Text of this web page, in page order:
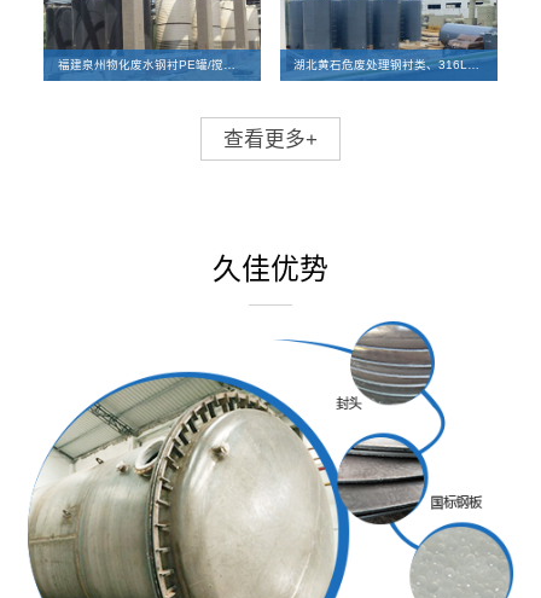
福建泉州物化废水钢衬PE罐/搅拌罐、PE罐项目案例 湖北黄石危废处理钢衬类、316L碳钢储罐及反应釜离子交换柱设备项目
查看更多+
久佳优势